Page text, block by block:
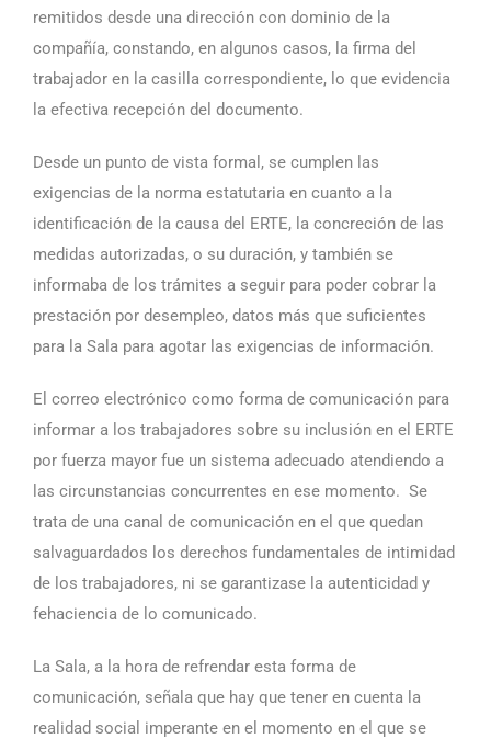
remitidos desde una dirección con dominio de la
compañía, constando, en algunos casos, la firma del
trabajador en la casilla correspondiente, lo que evidencia
la efectiva recepción del documento.
Desde un punto de vista formal, se cumplen las
exigencias de la norma estatutaria en cuanto a la
identificación de la causa del ERTE, la concreción de las
medidas autorizadas, o su duración, y también se
informaba de los trámites a seguir para poder cobrar la
prestación por desempleo, datos más que suficientes
para la Sala para agotar las exigencias de información.
El correo electrónico como forma de comunicación para
informar a los trabajadores sobre su inclusión en el ERTE
por fuerza mayor fue un sistema adecuado atendiendo a
las circunstancias concurrentes en ese momento. Se
trata de una canal de comunicación en el que quedan
salvaguardados los derechos fundamentales de intimidad
de los trabajadores, ni se garantizase la autenticidad y
fehaciencia de lo comunicado.
La Sala, a la hora de refrendar esta forma de
comunicación, señala que hay que tener en cuenta la
realidad social imperante en el momento en el que se